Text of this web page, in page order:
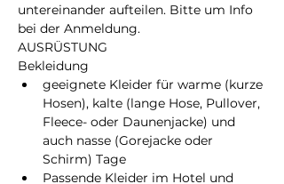
untereinander aufteilen. Bitte um Info
bei der Anmeldung.
AUSRÜSTUNG
Bekleidung
geeignete Kleider für warme (kurze
Hosen), kalte (lange Hose, Pullover,
Fleece- oder Daunenjacke) und
auch nasse (Gorejacke oder
Schirm) Tage
Passende Kleider im Hotel und